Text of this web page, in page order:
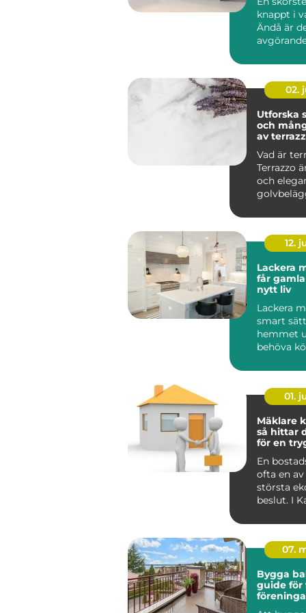
knappt i
Ändå är
värmek...
02.
Utforska
och
av
Vad är
Terrazzo
och
12.
Lackera
får
nytt liv
Lackera
smart
hemmet
behöva
01.
Mäklare
så hittar
för en
En
ofta en
största
beslut. I
dessut...
07.
Bygga
guide för